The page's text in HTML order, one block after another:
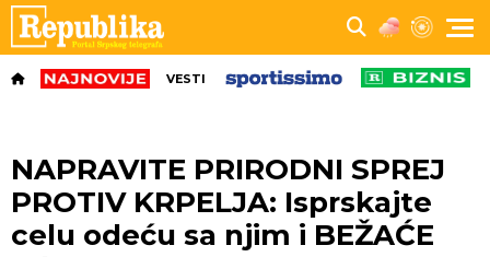
VESTI
NAPRAVITE PRIRODNI SPREJ
PROTIV KRPELJA: Isprskajte
celu odeću sa njim i BEŽAĆE